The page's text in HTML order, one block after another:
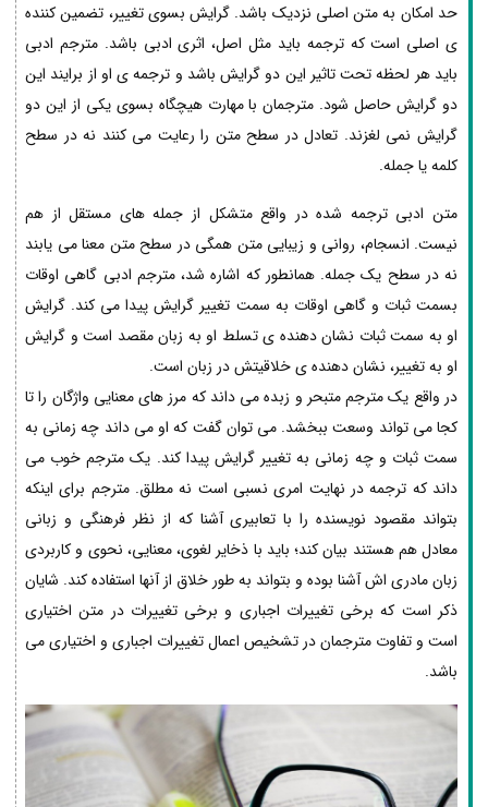
حد امکان به متن اصلی نزدیک باشد. گرایش بسوی تغییر، تضمین کننده
ی اصلی است که ترجمه باید مثل اصل، اثری ادبی باشد. مترجم ادبی
باید هر لحظه تحت تاثیر این دو گرایش باشد و ترجمه ی او از برایند این
دو گرایش حاصل شود. مترجمان با مهارت هیچگاه بسوی یکی از این دو
گرایش نمی لغزند. تعادل در سطح متن را رعایت می کنند نه در سطح
کلمه یا جمله.
متن ادبی ترجمه شده در واقع متشکل از جمله های مستقل از هم
نیست. انسجام، روانی و زیبایی متن همگی در سطح متن معنا می یابند
نه در سطح یک جمله. همانطور که اشاره شد، مترجم ادبی گاهی اوقات
بسمت ثبات و گاهی اوقات به سمت تغییر گرایش پیدا می کند. گرایش
او به سمت ثبات نشان دهنده ی تسلط او به زبان مقصد است و گرایش
او به تغییر، نشان دهنده ی خلاقیتش در زبان است.
در واقع یک مترجم متبحر و زبده می داند که مرز های معنایی واژگان را تا
کجا می تواند وسعت ببخشد. می توان گفت که او می داند چه زمانی به
سمت ثبات و چه زمانی به تغییر گرایش پیدا کند. یک مترجم خوب می
داند که ترجمه در نهایت امری نسبی است نه مطلق. مترجم برای اینکه
بتواند مقصود نویسنده را با تعابیری آشنا که از نظر فرهنگی و زبانی
معادل هم هستند بیان کند؛ باید با ذخایر لغوی، معنایی، نحوی و کاربردی
زبان مادری اش آشنا بوده و بتواند به طور خلاق از آنها استفاده کند. شایان
ذکر است که برخی تغییرات اجباری و برخی تغییرات در متن اختیاری
است و تفاوت مترجمان در تشخیص اعمال تغییرات اجباری و اختیاری می
باشد.